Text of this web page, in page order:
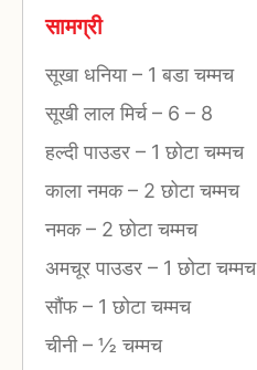
सामग्री
सूखा धनिया– 1 बडा चम्मच
सूखी लाल मिर्च– 6 – 8
हल्दी पाउडर – 1 छोटा चम्मच
काला नमक– 2 छोटा चम्मच
नमक– 2 छोटा चम्मच
अमचूर पाउडर – 1 छोटा चम्मच
सौंफ– 1 छोटा चम्मच
चीनी– ½ चम्मच